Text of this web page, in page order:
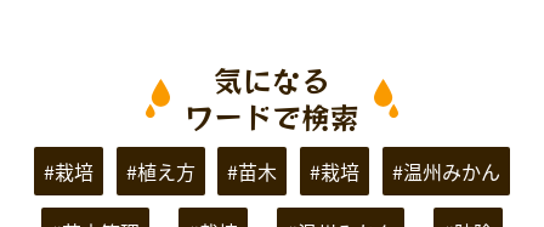
気になる
ワードで検索
#栽培 #植え方 #苗木 #栽培 #温州みかん